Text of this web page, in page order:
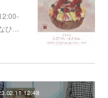
ひ…
12:48